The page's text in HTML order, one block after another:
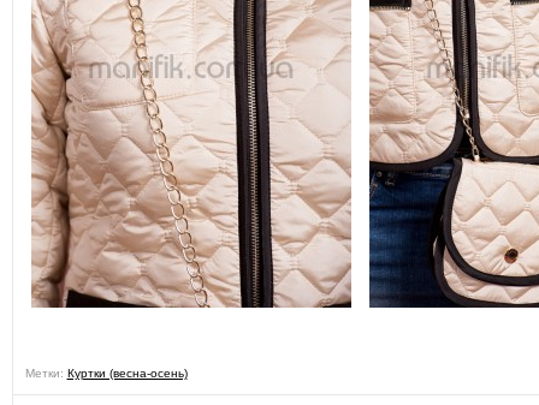
Метки: Куртки (весна-осень)